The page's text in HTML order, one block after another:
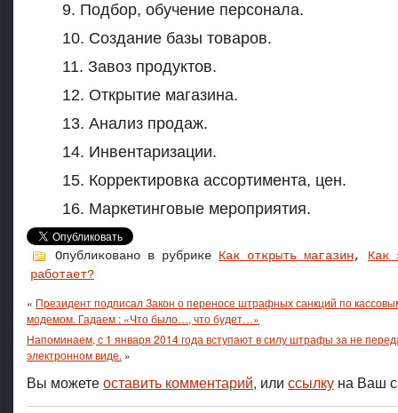
9. Подбор, обучение персонала.
10. Создание базы товаров.
11. Завоз продуктов.
12. Открытие магазина.
13. Анализ продаж.
14. Инвентаризации.
15. Корректировка ассортимента, цен.
16. Маркетинговые мероприятия.
Опубликовано в рубрике Как открыть магазин, Как
работает?
« Президент подписал Закон о переносе штрафных санкций по
модемом. Гадаем : «Что было…, что будет…»
Напоминаем, с 1 января 2014 года вступают в силу штрафы за не
электронном виде. »
Вы можетеоставить комментарий, или ссылку на Ваш